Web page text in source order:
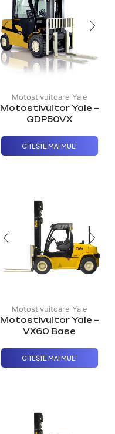
Motostivuitoare Yale
Motostivuitor Yale –
GDP50VX
CITEȘTE MAI MULT
Motostivuitoare Yale
Motostivuitor Yale –
VX60 Base
CITEȘTE MAI MULT